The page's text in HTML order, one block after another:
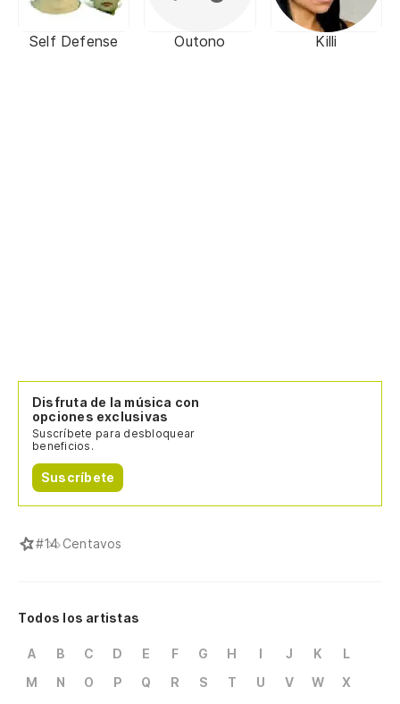
Self Defense Outono Killi
Disfruta de la música con
opciones exclusivas
Suscríbete para desbloquear
beneficios.
Suscríbete
#14 Centavos
Todos los artistas
A B C D E F G H I J K
L
M
N O P Q R S T U V W
X